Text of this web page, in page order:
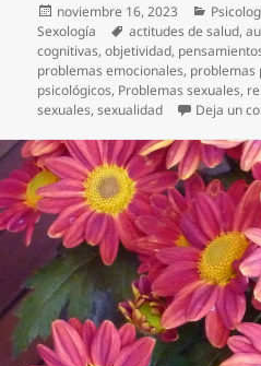
Publicado
el
noviembre 16, 2023
Sexología
Etiquetas
actitudes de salud,
cognitivas,objetividad,
problemas emocionales, problemas
psicológicos, Problemas sexuales,
sexuales,sexualidad Deja un